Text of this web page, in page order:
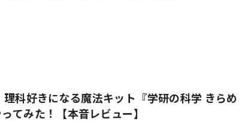
科好きになる魔法キット『学研の科学 きらめ
てみた！【本音レビュー】